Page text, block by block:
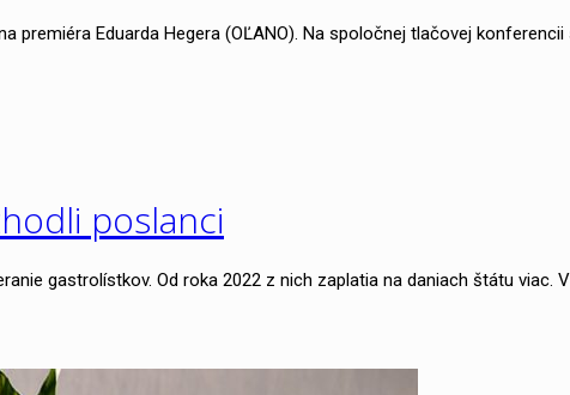
Eduarda Hegera (OĽANO). Na spoločnej tlačovej
poslanci
gastrolístkov. Od roka 2022 z nich zaplatia na daniach štátu viac.